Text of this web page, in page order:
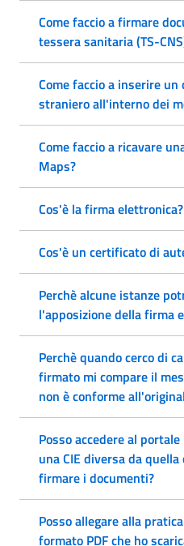
Come faccio a firmare
tessera sanitaria (TS-
Come faccio a inserire un
straniero all'interno dei
Come faccio a ricavare
Maps?
Cos'è la firma elettronica?
Cos'è un certificato di
Perchè alcune istanze
l'apposizione della firma
Perchè quando cerco di
firmato mi compare il
non è conforme
Posso accedere al
una CIE diversa da
firmare i documenti?
Posso allegare alla
formato PDF che ho